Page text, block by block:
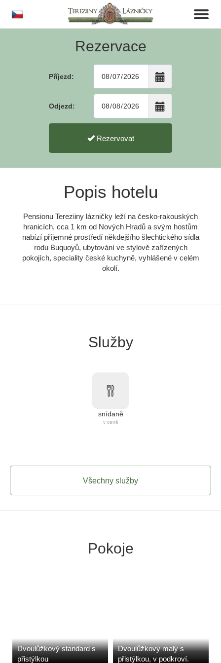
Toggle
Rezervace
Příjezd:
Odjezd:
Rezervovat
Popis hotelu
Pensionu Tereziiny lázničky leží na česko-rakouských
hranicích, cca 1 km od Nových Hradů a svým hostům
nabízí příjemné prostředí někdejšího šlechtického sídla
rodu Buquoyů, ubytování ve stylově zařízených
pokojích, speciality české kuchyně, vyhlášené v celém
okolí.
Služby
snídaně
v ceně
Všechny služby
Pokoje
Dvoulůžkový standard s
přistýlkou
Dvoulůžkový malý s
přistýlkou, v podkroví.